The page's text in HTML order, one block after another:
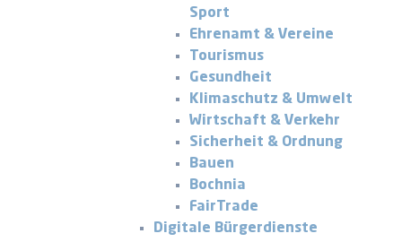
Sport
Ehrenamt & Vereine
Tourismus
Gesundheit
Klimaschutz & Umwelt
Wirtschaft & Verkehr
Sicherheit & Ordnung
Bauen
Bochnia
FairTrade
Digitale Bürgerdienste